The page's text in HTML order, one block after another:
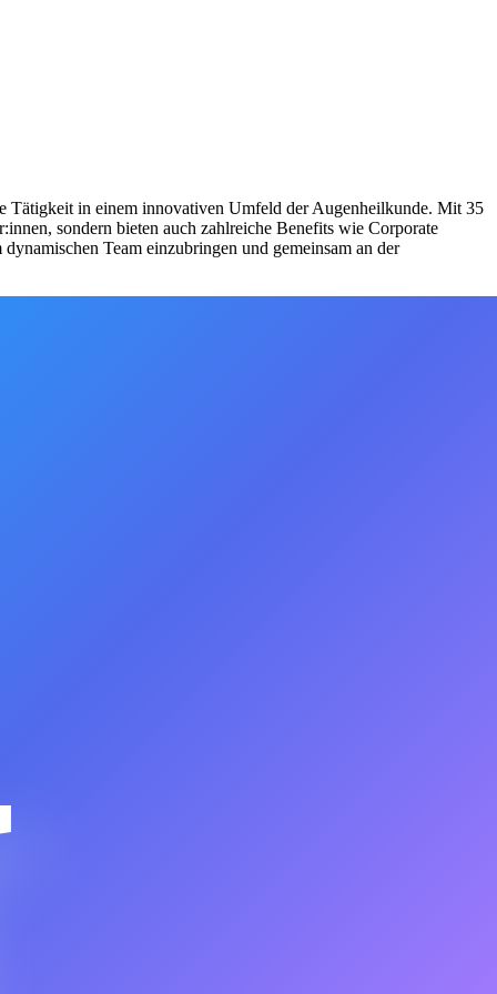
Tätigkeit in einem innovativen Umfeld der Augenheilkunde. Mit 35
sondern bieten auch zahlreiche Benefits wie Corporate
Team einzubringen und gemeinsam an der